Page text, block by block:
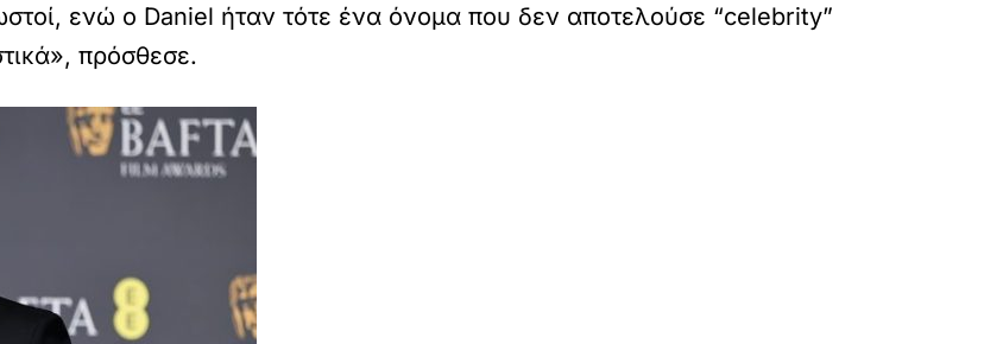
ενώ ο Daniel ήταν τότε ένα όνομα που δεν αποτελούσε “celebrity”
πρόσθεσε.